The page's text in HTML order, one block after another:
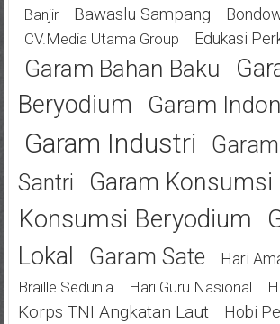
Banjir Bawaslu Sampang
CV.Media Utama Group Edukasi
Garam Bahan Baku
Beryodium
Garam
Garam Industri
Santri
Garam Konsumsi
Konsumsi Beryodium
Lokal
Garam Sate Hari
Braille Sedunia
Hari Guru Nasional
Korps TNI Angkatan Laut
Hobi